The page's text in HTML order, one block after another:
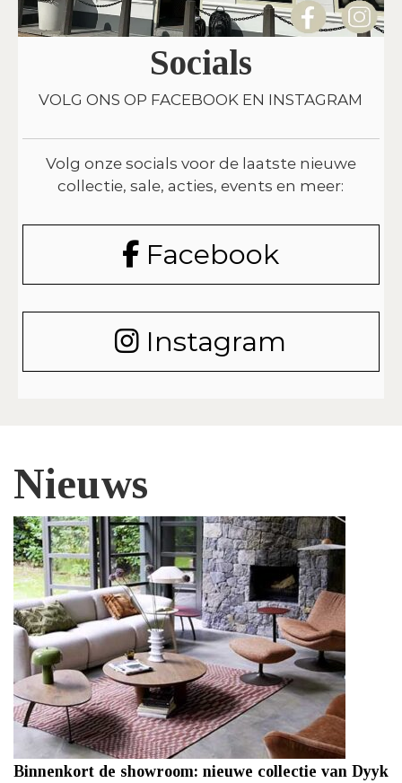
Socials
VOLG ONS OP FACEBOOK EN INSTAGRAM
Volg onze socials voor de laatste nieuwe
collectie, sale, acties, events en meer:
Facebook
Instagram
Nieuws
Binnenkort de showroom: nieuwe collectie van Dyyk